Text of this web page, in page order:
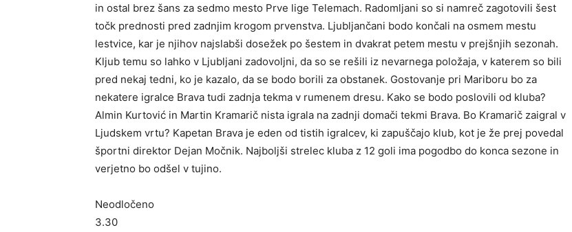
in ostal brez šans za sedmo mesto Prve lige Telemach. Radomljani so si namreč zagotovili šest
točk prednosti pred zadnjim krogom prvenstva. Ljubljančani bodo končali na osmem mestu
lestvice, kar je njihov najslabši dosežek po šestem in dvakrat petem mestu v prejšnjih sezonah.
Kljub temu so lahko v Ljubljani zadovoljni, da so se rešili iz nevarnega položaja, v katerem so bili
pred nekaj tedni, ko je kazalo, da se bodo borili za obstanek. Gostovanje pri Mariboru bo za
nekatere igralce Brava tudi zadnja tekma v rumenem dresu. Kako se bodo poslovili od kluba?
Almin Kurtović in Martin Kramarič nista igrala na zadnji domači tekmi Brava. Bo Kramarič zaigral v
Ljudskem vrtu? Kapetan Brava je eden od tistih igralcev, ki zapuščajo klub, kot je že prej povedal
športni direktor Dejan Močnik. Najboljši strelec kluba z 12 goli ima pogodbo do konca sezone in
verjetno bo odšel v tujino.
Neodločeno
3.30